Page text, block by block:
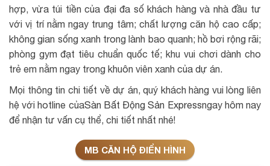
hợp, vừa túi tiền của đại đa số khách hàng và nhà đầu tư
với vị trí nằm ngay trung tâm; chất lượng căn hộ cao cấp;
không gian sống xanh trong lành bao quanh; hồ bơi rộng rãi;
phòng gym đạt tiêu chuẩn quốc tế; khu vui chơi dành cho
trẻ em nằm ngay trong khuôn viên xanh của dự án.
Mọi thông tin chi tiết về dự án, quý khách hàng vui lòng liên
hệ với hotline củaSàn Bất Động Sản Expressngay hôm nay
để nhận tư vấn cụ thể, chi tiết nhất nhé!
MB CĂN HỘ ĐIỂN HÌNH